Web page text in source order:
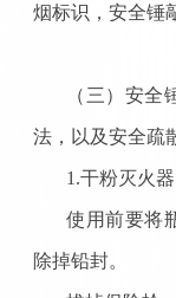
烟标识，安全锤
（三）安
法，以及安全疏
1.干粉灭火
使用前要将
除掉铅封。